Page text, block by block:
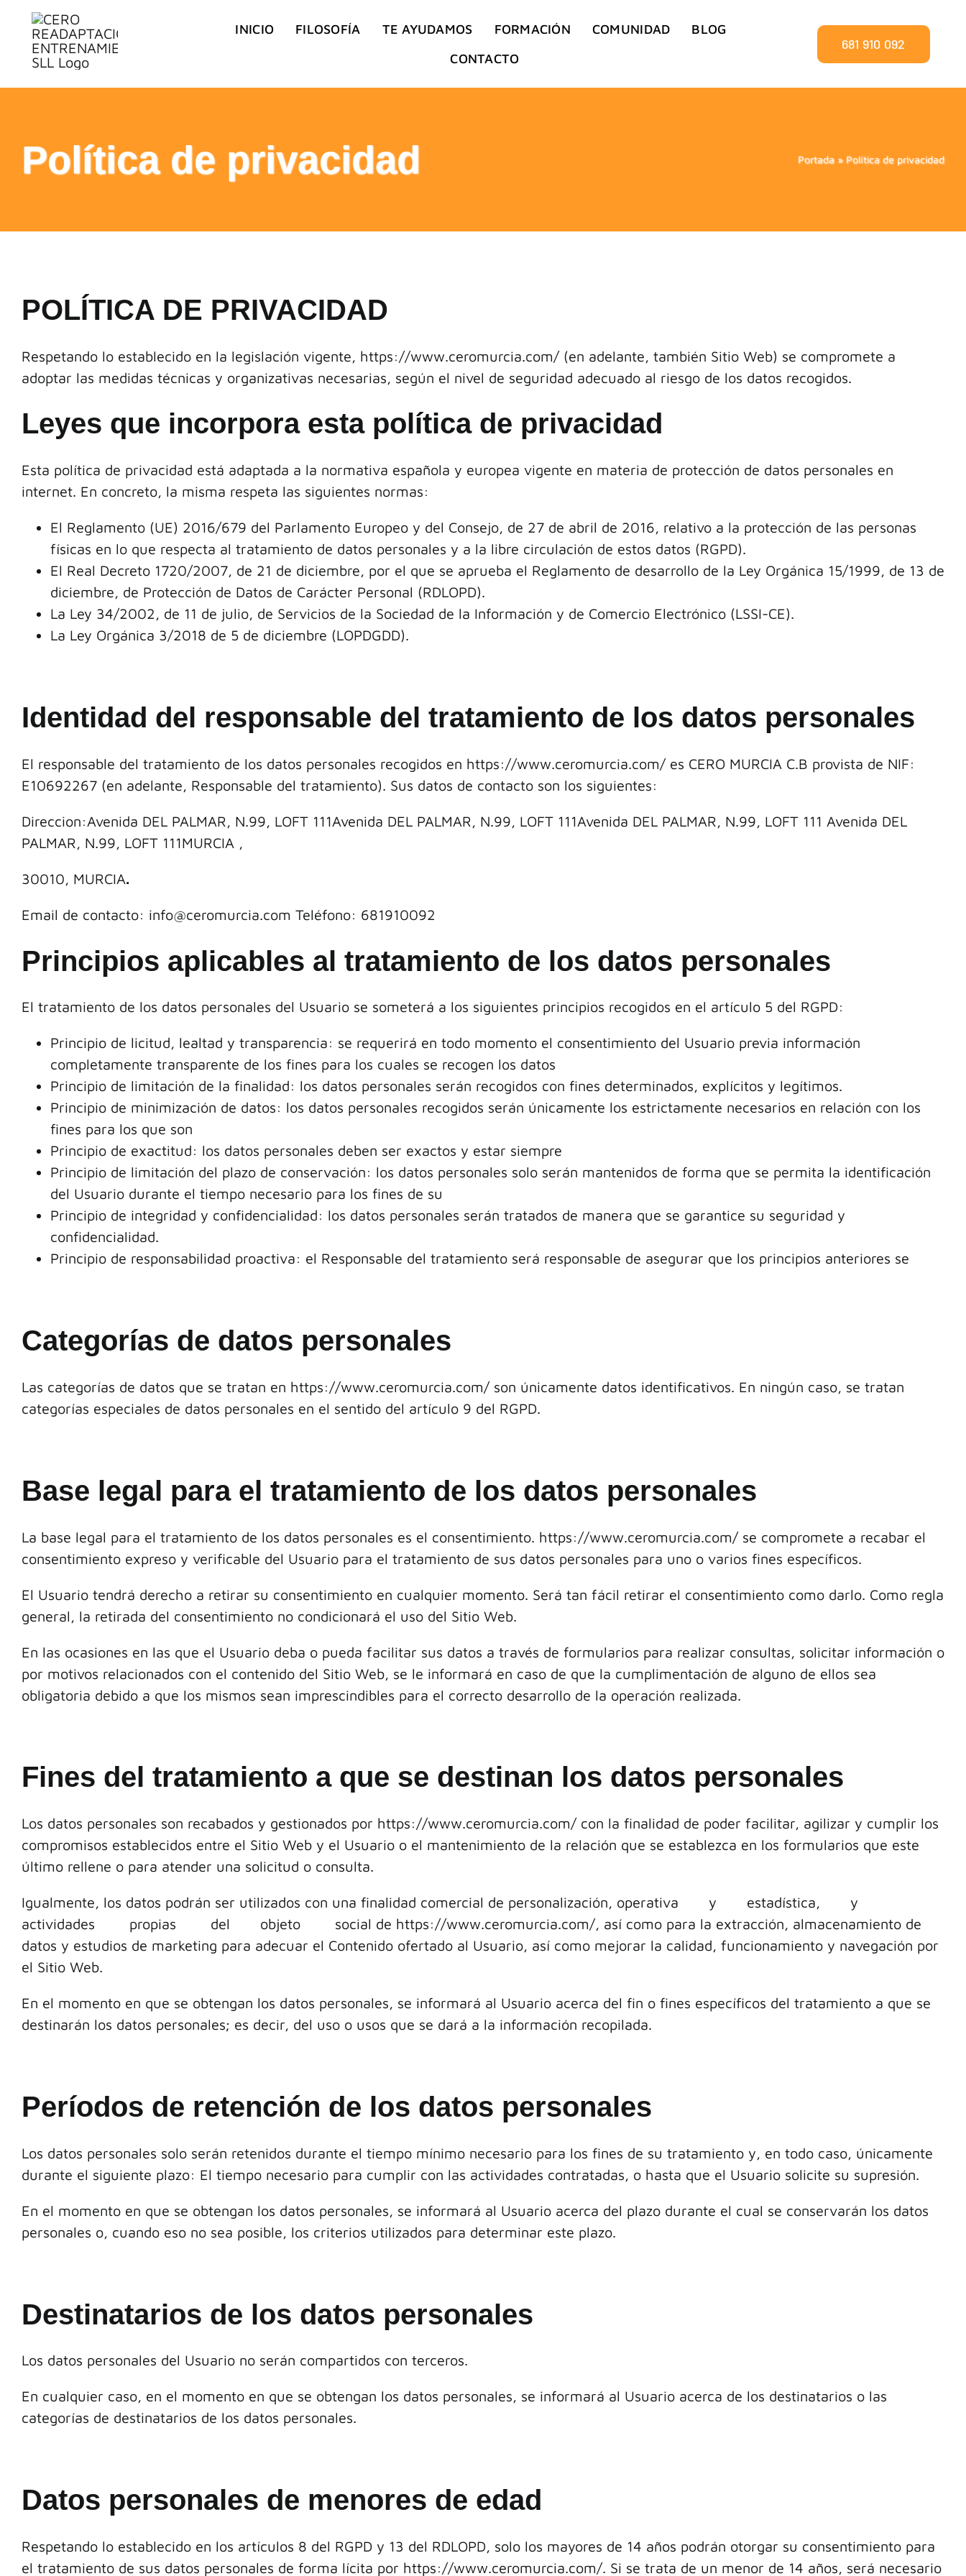
Saltar
contenido
INICIO FILOSOFÍA TE AYUDAMOS FORMACIÓN COMUNIDAD
BLOG
CONTACTO
681 910 092
Política de privacidad Portada» Política de privacidad
POLÍTICA DE PRIVACIDAD
Respetando lo establecido en la legislación vigente, https://www.ceromurcia.com/ (en adelante, también Sitio Web) se compromete a
adoptar las medidas técnicas y organizativas necesarias, según el nivel de seguridad adecuado al riesgo de los datos recogidos.
Leyes que incorpora esta política de privacidad
Esta política de privacidad está adaptada a la normativa española y europea vigente en materia de protección de datos personales en
internet. En concreto, la misma respeta las siguientes normas:
El Reglamento (UE) 2016/679 del Parlamento Europeo y del Consejo, de 27 de abril de 2016, relativo a la protección de las personas
físicas en lo que respecta al tratamiento de datos personales y a la libre circulación de estos datos (RGPD).
El Real Decreto 1720/2007, de 21 de diciembre, por el que se aprueba el Reglamento de desarrollo de la Ley Orgánica 15/1999, de 13 de
diciembre, de Protección de Datos de Carácter Personal (RDLOPD).
La Ley 34/2002, de 11 de julio, de Servicios de la Sociedad de la Información y de Comercio Electrónico (LSSI-CE).
La Ley Orgánica 3/2018 de 5 de diciembre (LOPDGDD).
Identidad del responsable del tratamiento de los datos personales
El responsable del tratamiento de los datos personales recogidos en https://www.ceromurcia.com/ es CERO MURCIA C.B provista de NIF:
E10692267 (en adelante, Responsable del tratamiento). Sus datos de contacto son los siguientes:
Direccion:Avenida DEL PALMAR, N.99, LOFT 111Avenida DEL PALMAR, N.99, LOFT 111Avenida DEL PALMAR, N.99, LOFT 111 Avenida DEL
PALMAR, N.99, LOFT 111MURCIA ,
30010, MURCIA.
Email de contacto: info@ceromurcia.com Teléfono: 681910092
Principios aplicables al tratamiento de los datos personales
El tratamiento de los datos personales del Usuario se someterá a los siguientes principios recogidos en el artículo 5 del RGPD:
Principio de licitud, lealtad y transparencia: se requerirá en todo momento el consentimiento del Usuario previa información
completamente transparente de los fines para los cuales se recogen los datos
Principio de limitación de la finalidad: los datos personales serán recogidos con fines determinados, explícitos y legítimos.
Principio de minimización de datos: los datos personales recogidos serán únicamente los estrictamente necesarios en relación con los
fines para los que son
Principio de exactitud: los datos personales deben ser exactos y estar siempre
Principio de limitación del plazo de conservación: los datos personales solo serán mantenidos de forma que se permita la identificación
del Usuario durante el tiempo necesario para los fines de su
Principio de integridad y confidencialidad: los datos personales serán tratados de manera que se garantice su seguridad y
confidencialidad.
Principio de responsabilidad proactiva: el Responsable del tratamiento será responsable de asegurar que los principios anteriores se
Categorías de datos personales
Las categorías de datos que se tratan en https://www.ceromurcia.com/ son únicamente datos identificativos. En ningún caso, se tratan
categorías especiales de datos personales en el sentido del artículo 9 del RGPD.
Base legal para el tratamiento de los datos personales
La base legal para el tratamiento de los datos personales es el consentimiento. https://www.ceromurcia.com/se compromete a recabar el
consentimiento expreso y verificable del Usuario para el tratamiento de sus datos personales para uno o varios fines específicos.
El Usuario tendrá derecho a retirar su consentimiento en cualquier momento. Será tan fácil retirar el consentimiento como darlo. Como regla
general, la retirada del consentimiento no condicionará el uso del Sitio Web.
En las ocasiones en las que el Usuario deba o pueda facilitar sus datos a través de formularios para realizar consultas, solicitar información o
por motivos relacionados con el contenido del Sitio Web, se le informará en caso de que la cumplimentación de alguno de ellos sea
obligatoria debido a que los mismos sean imprescindibles para el correcto desarrollo de la operación realizada.
Fines del tratamiento a que se destinan los datos personales
Los datos personales son recabados y gestionados por https://www.ceromurcia.com/ con la finalidad de poder facilitar, agilizar y cumplir los
compromisos establecidos entre el Sitio Web y el Usuario o el mantenimiento de la relación que se establezca en los formularios que este
último rellene o para atender una solicitud o consulta.
Igualmente, los datos podrán ser utilizados con una finalidad comercial de personalización, operativa y estadística, y
actividades propias del objeto social de https://www.ceromurcia.com/, así como para la extracción, almacenamiento de
datos y estudios de marketing para adecuar el Contenido ofertado al Usuario, así como mejorar la calidad, funcionamiento y navegación por
el Sitio Web.
En el momento en que se obtengan los datos personales, se informará al Usuario acerca del fin o fines específicos del tratamiento a que se
destinarán los datos personales; es decir, del uso o usos que se dará a la información recopilada.
Períodos de retención de los datos personales
Los datos personales solo serán retenidos durante el tiempo mínimo necesario para los fines de su tratamiento y, en todo caso, únicamente
durante el siguiente plazo: El tiempo necesario para cumplir con las actividades contratadas, o hasta que el Usuario solicite su supresión.
En el momento en que se obtengan los datos personales, se informará al Usuario acerca del plazo durante el cual se conservarán los datos
personales o, cuando eso no sea posible, los criterios utilizados para determinar este plazo.
Destinatarios de los datos personales
Los datos personales del Usuario no serán compartidos con terceros.
En cualquier caso, en el momento en que se obtengan los datos personales, se informará al Usuario acerca de los destinatarios o las
categorías de destinatarios de los datos personales.
Datos personales de menores de edad
Respetando lo establecido en los artículos 8 del RGPD y 13 del RDLOPD, solo los mayores de 14 años podrán otorgar su consentimiento para
el tratamiento de sus datos personales de forma lícita por https://www.ceromurcia.com/. Si se trata de un menor de 14 años, será necesario